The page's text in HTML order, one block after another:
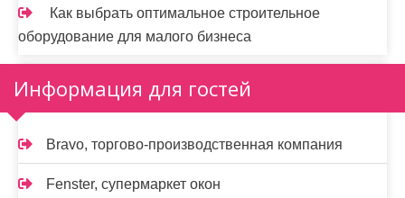
Как выбрать оптимальное строительное
оборудование для малого бизнеса
Информация для гостей
Bravo, торгово-производственная компания
Fenster, супермаркет окон